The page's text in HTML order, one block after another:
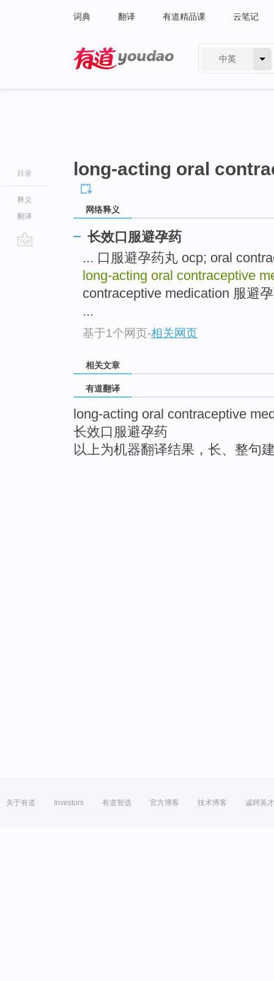
词典 翻译 有道精品课 云笔记
中英
目录
释义
翻译
long-acting oral
网络释义
长效口服避孕药
... 口服避孕药丸 ocp; oral
long-acting oral contraceptive
contraceptive medication 服避
...
基于1个网页-相关网页
相关文章
有道翻译
long-acting oral contraceptive
长效口服避孕药
以上为机器翻译结果，长、整句
关于有道 Investors 有道智选 官方博客 技术博客 诚聘英才